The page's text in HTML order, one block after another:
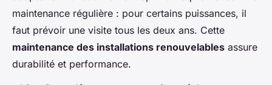
maintenance régulière : pour certains puissances, il
faut prévoir une visite tous les deux ans. Cette
maintenance des installations renouvelables assure
durabilité et performance.